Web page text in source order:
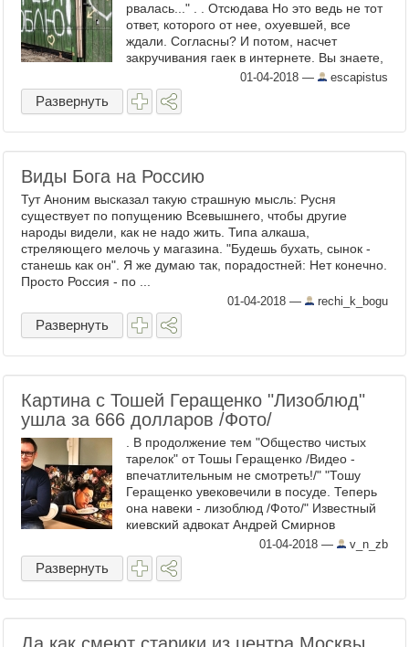
рвалась..." . . Отсюдава Но это ведь не тот
ответ, которого от нее, охуевшей, все
ждали. Согласны? И потом, насчет
закручивания гаек в интернете. Вы знаете,
на Речном в Москве, на ...
01-04-2018 — escapistus
Развернуть
Виды Бога на Россию
Тут Аноним высказал такую страшную мысль: Русня
существует по попущению Всевышнего, чтобы другие
народы видели, как не надо жить. Типа алкаша,
стреляющего мелочь у магазина. "Будешь бухать, сынок -
станешь как он". Я же думаю так, порадостней: Нет конечно.
Просто Россия - по ...
01-04-2018 — rechi_k_bogu
Развернуть
Картина с Тошей Геращенко "Лизоблюд"
ушла за 666 долларов /Фото/
. В продолжение тем "Общество чистых
тарелок" от Тошы Геращенко /Видео -
впечатлительным не смотреть!/" "Тошу
Геращенко увековечили в посуде. Теперь
она навеки - лизоблюд /Фото/" Известный
киевский адвокат Андрей Смирнов
приобрел картину "Лизоблюдство", на
которой неизвестный ...
01-04-2018 — v_n_zb
Развернуть